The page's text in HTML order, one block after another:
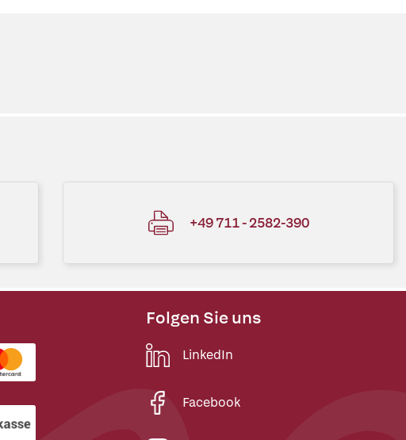
+49 711 - 2582-390
Folgen Sie uns
LinkedIn
Facebook